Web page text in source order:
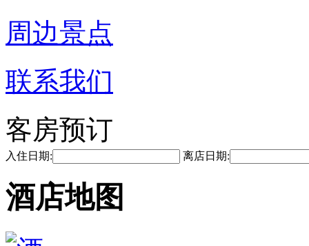
周边景点
联系我们
客房预订
入住日期: 离店日期:
酒店地图